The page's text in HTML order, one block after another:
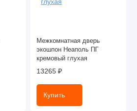
Межкомнатная дверь
экошпон Неаполь ПГ
кремовый глухая
13265 ₽
Купить